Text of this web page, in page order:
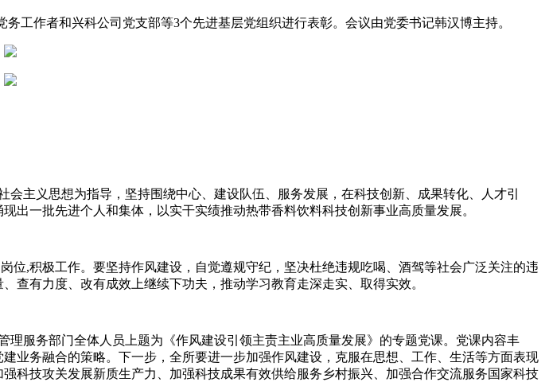
工作者和兴科公司党支部等3个先进基层党组织进行表彰。会议由党委书记韩汉博主持。
主义思想为指导，坚持围绕中心、建设队伍、服务发展，在科技创新、成果转化、人才引
一批先进个人和集体，以实干实绩推动热带香料饮料科技创新事业高质量发展。
,积极工作。要坚持作风建设，自觉遵规守纪，坚决杜绝违规吃喝、酒驾等社会广泛关注的违
查有力度、改有成效上继续下功夫，推动学习教育走深走实、取得实效。
服务部门全体人员上题为《作风建设引领主责主业高质量发展》的专题党课。党课内容丰
业务融合的策略。下一步，全所要进一步加强作风建设，克服在思想、工作、生活等方面表现
科技攻关发展新质生产力、加强科技成果有效供给服务乡村振兴、加强合作交流服务国家科技